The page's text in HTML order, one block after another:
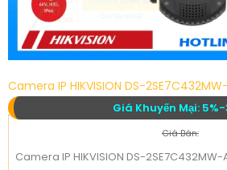
Camera IP HIKVISION DS-2SE7C432MW-
Giá Khuyến Mại:
Giá Bán:
Camera IP HIKVISION DS-2SE7C432MW-